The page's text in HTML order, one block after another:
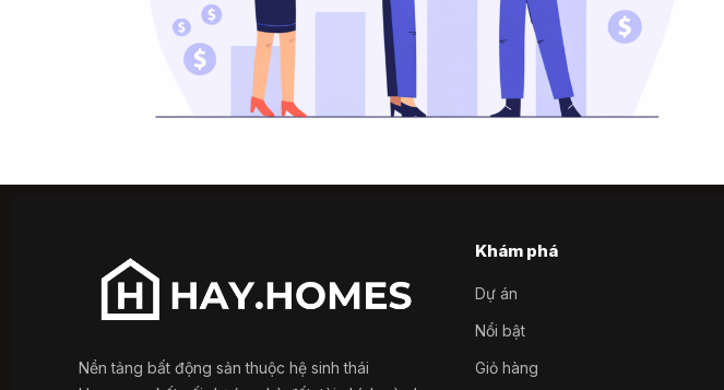
Nền tảng bất động sản thuộc hệ sinh thái
Khám phá
Dự án
Nổi bật
Giỏ hàng